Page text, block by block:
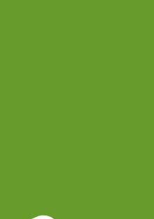
Moderne Heiztechnik ist
energieeffizientes Wohnen
Gebäudebetrieb. Gerade vor
Energiepreise und
lohnt sich der Umstieg auf